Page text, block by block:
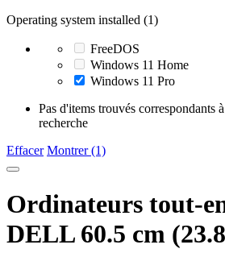
Operating system installed (1)
FreeDOS
Windows 11 Home
Windows 11 Pro
Pas d'items trouvés correspondants
recherche
Effacer Montrer (1)
Ordinateurs tout-
DELL 60.5 cm